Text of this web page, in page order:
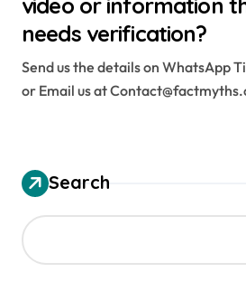
video or information
needs verification?
Send us the details on WhatsApp
or Email us at
Search